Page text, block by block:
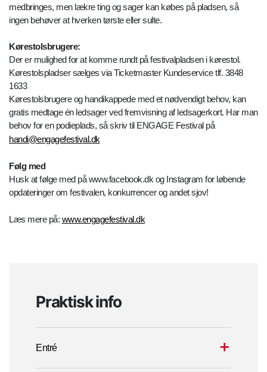
medbringes, men lækre ting og sager kan købes på pladsen, så
ingen behøver at hverken tørste eller sulte.
Kørestolsbrugere:
Der er mulighed for at komme rundt på festivalpladsen i kørestol.
Kørestolspladser sælges via Ticketmaster Kundeservice tlf. 3848
1633
Kørestolsbrugere og handikappede med et nødvendigt behov, kan
gratis medtage én ledsager ved fremvisning af ledsagerkort. Har man
behov for en podieplads, så skriv til ENGAGE Festival på
handi@engagefestival.dk
Følg med
Husk at følge med på www.facebook.dk og Instagram for løbende
opdateringer om festivalen, konkurrencer og andet sjov!
Læs mere på: www.engagefestival.dk
Praktisk info
Entré